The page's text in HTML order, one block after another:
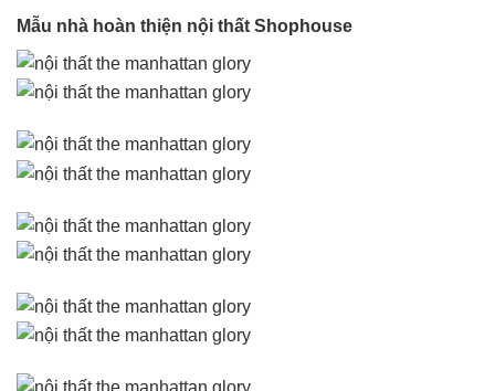
Mẫu nhà hoàn thiện nội thất Shophouse